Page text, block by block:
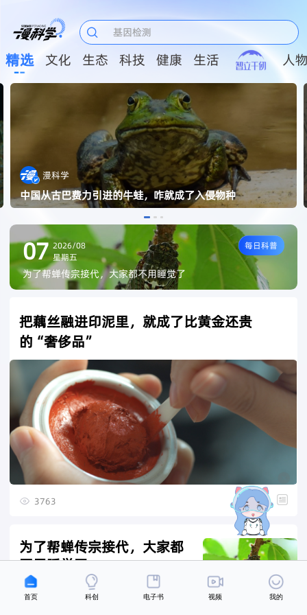

基因检测
精选 文化 生态 科技 健康 生活 人
漫科学
中国从古巴费力引进的牛蛙，咋就成了入侵物种
07 2026/08
星期五
每日科普
为了帮蝉传宗接代，大家都不用睡觉了
把藕丝融进印泥里，就成了比黄金还贵
的“奢侈品”
 3763
为了帮蝉传宗接代，大家都
不用睡觉了
首页 科创 电子书 视频 我的